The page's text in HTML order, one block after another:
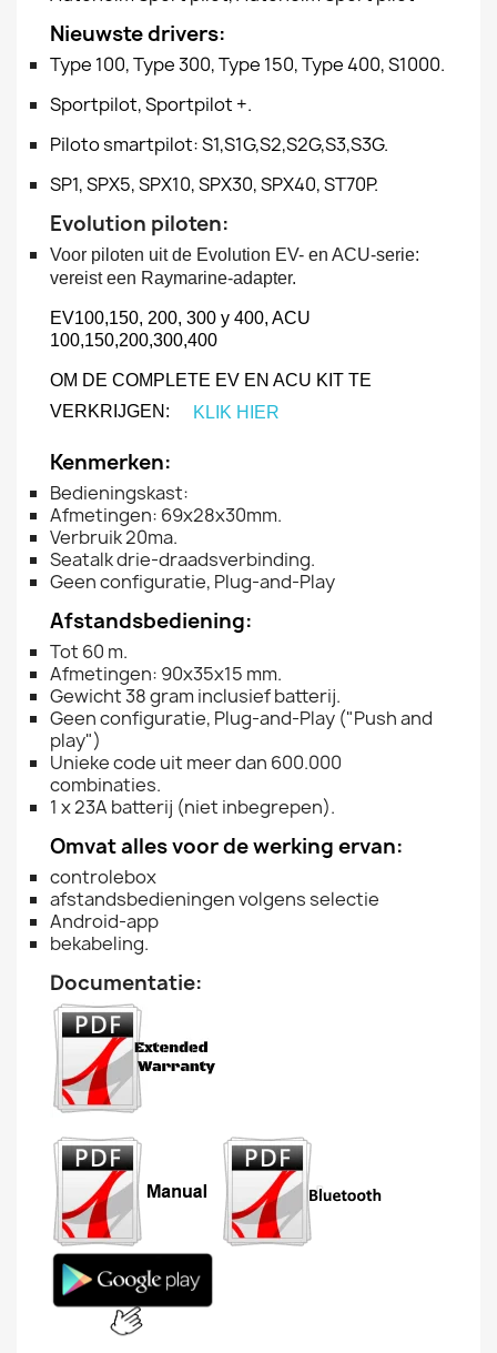
Nieuwste drivers:
Type 100, Type 300, Type 150, Type 400, S1000.
Sportpilot, Sportpilot +.
Piloto smartpilot: S1,S1G,S2,S2G,S3,S3G.
SP1, SPX5, SPX10, SPX30, SPX40, ST70P.
Evolution piloten:
Voor piloten uit de Evolution EV- en ACU-serie:
vereist een Raymarine-adapter.
EV100,150, 200, 300 y 400, ACU
100,150,200,300,400
OM DE COMPLETE EV EN ACU KIT TE
VERKRIJGEN:
KLIK HIER
Kenmerken:
Bedieningskast:
Afmetingen: 69x28x30mm.
Verbruik 20ma.
Seatalk drie-draadsverbinding.
Geen configuratie, Plug-and-Play
Afstandsbediening:
Tot 60 m.
Afmetingen: 90x35x15 mm.
Gewicht 38 gram inclusief batterij.
Geen configuratie, Plug-and-Play ("Push and
play")
Unieke code uit meer dan 600.000
combinaties.
1 x 23A batterij (niet inbegrepen).
Omvat alles voor de werking ervan:
controlebox
afstandsbedieningen volgens selectie
Android-app
bekabeling.
Documentatie: